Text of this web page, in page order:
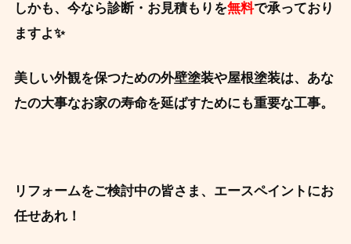
しかも、今なら診断・お見積もりを無料で承っており
ますよ✨
美しい外観を保つための外壁塗装や屋根塗装は、 あな
たの大事なお家の寿命を延ばすためにも重要な工事。
リフォームをご検討中の皆さま、エースペイントにお
任せあれ！